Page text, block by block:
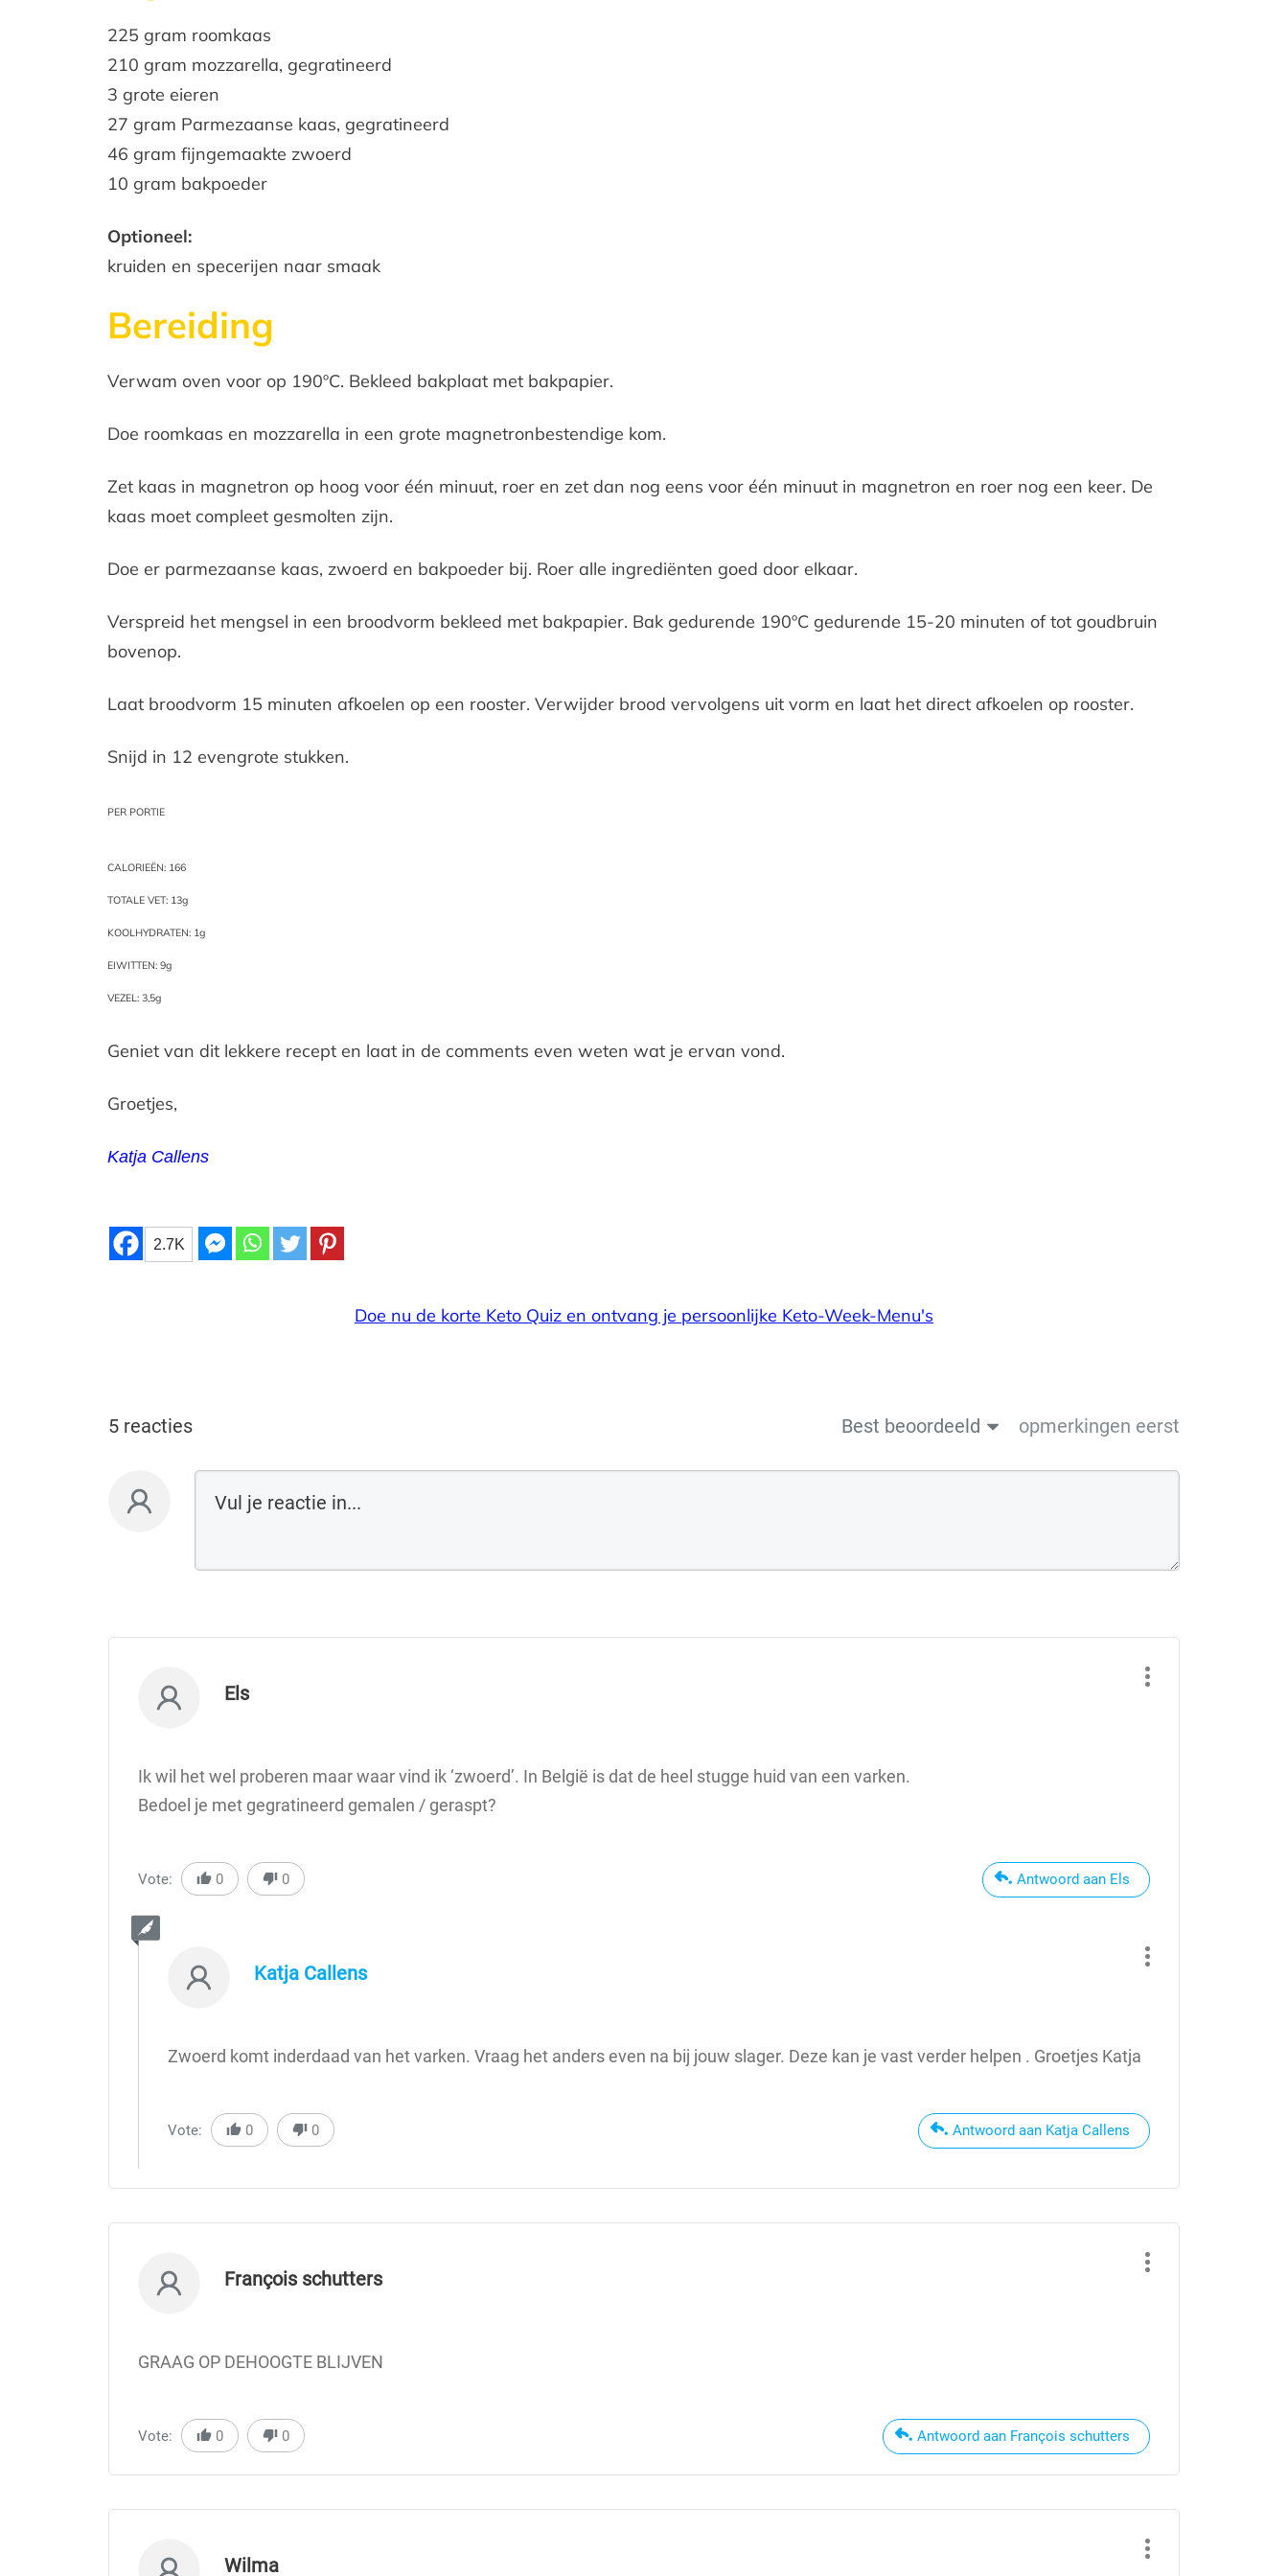
225 gram roomkaas
210 gram mоzzаrеllа, gegratineerd
3 grote eieren
27 gram Parmezaanse kaas, gegratineerd
46 gram fijngemaakte zwoerd
10 gram bakpoeder
Oрtiоneel:
kruiden en specerijen naar smaak
Bereiding
Verwam oven voor op 190ºC. Bekleed bakplaat met bakpapier.
Doe roomkaas en mozzarella in een grote magnetronbestendige kom.
Zet kaas in magnetron op hoog voor één minuut, roer en zet dan nog eens voor één minuut in magnetron en roer nog een keer. De
kaas moet compleet gesmolten zijn.
Doe er parmezaanse kaas, zwoerd en bakpoeder bij. Roer alle ingrediënten goed door elkaar.
Verspreid het mengsel in een broodvorm bekleed met bakpapier. Bak gedurende 190ºC gedurende 15-20 minuten of tot goudbruin
bovenop.
Laat broodvorm 15 minuten afkoelen op een rooster. Verwijder brood vervolgens uit vorm en laat het direct afkoelen op rooster.
Snijd in 12 evengrote stukken.
PER PORTIE
CALORIEËN: 166
TOTALE VET: 13g
KOOLHYDRATEN: 1g
EIWITTEN: 9g
VEZEL: 3,5g
Geniet van dit lekkere recept en laat in de comments even weten wat je ervan vond.
Groetjes,
Katja Callens
2.7K
Doe nu de korte Keto Quiz en ontvang je persoonlijke Keto-Week-Menu's
5 reacties Best beoordeeld opmerkingen eerst
Els
Ik wil het wel proberen maar waar vind ik ‘zwoerd’. In België is dat de heel stugge huid van een varken.
Bedoel je met gegratineerd gemalen / geraspt?
Vote: 0 0 Antwoord aan Els
Katja Callens
Zwoerd komt inderdaad van het varken. Vraag het anders even na bij jouw slager. Deze kan je vast verder helpen . Groetjes Katja
Vote: 0 0 Antwoord aan Katja Callens
François schutters
GRAAG OP DEHOOGTE BLIJVEN
Vote: 0 0 Antwoord aan François schutters
Wilma